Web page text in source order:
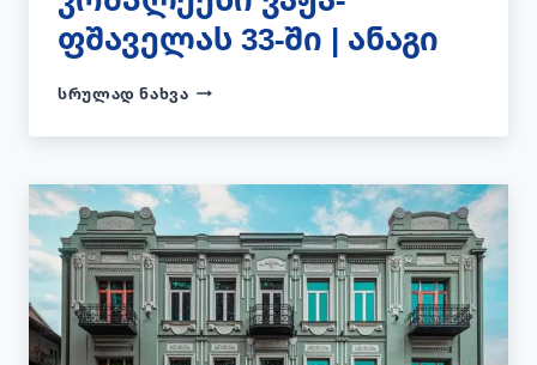
ფშაველას 33-ში | ანაგი
ᲡᲠᲣᲚᲐᲓ ᲜᲐᲮᲕᲐᲙᲝᲛᲞᲚᲔᲥᲡᲘ
ᲤᲨᲐᲕᲔᲚᲐᲡ
ᲨᲘ
|
ᲐᲜᲐᲒᲘ